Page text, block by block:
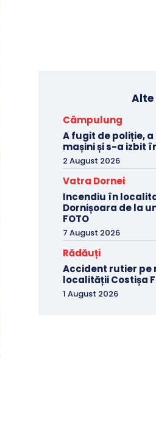
Alte
Câmpulung
A fugit de poliție,
mașini și s-a izbit
2 August 2026
Vatra Dornei
Incendiu în
Dornișoara de la
FOTO
7 August 2026
Rădăuți
Accident rutier pe
localității Costișa
1 August 2026